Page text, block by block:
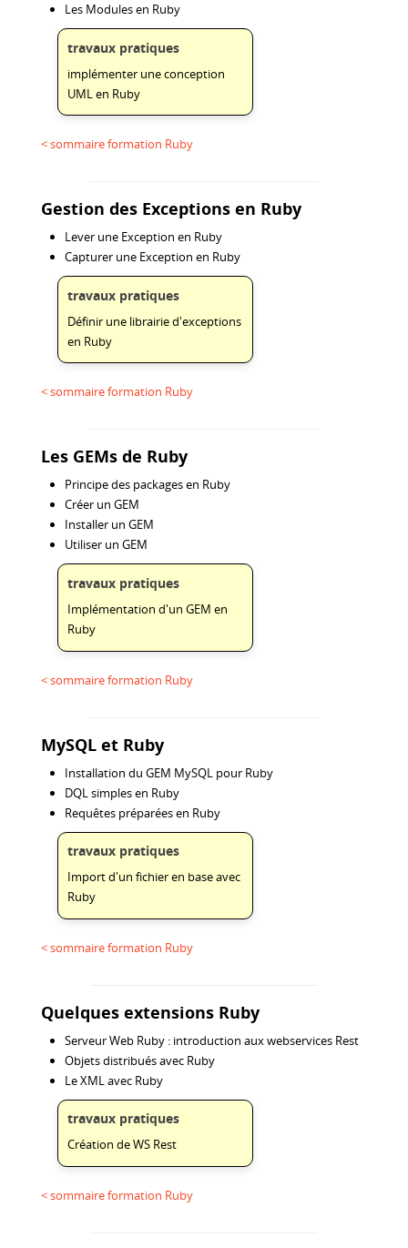
Les Modules en Ruby
travaux pratiques
implémenter une conception
UML en Ruby
< sommaire formation Ruby
Gestion des Exceptions en Ruby
Lever une Exception en Ruby
Capturer une Exception en Ruby
travaux pratiques
Définir une librairie d'exceptions
en Ruby
< sommaire formation Ruby
Les GEMs de Ruby
Principe des packages en Ruby
Créer un GEM
Installer un GEM
Utiliser un GEM
travaux pratiques
Implémentation d'un GEM en
Ruby
< sommaire formation Ruby
MySQL et Ruby
Installation du GEM MySQL pour Ruby
DQL simples en Ruby
Requêtes préparées en Ruby
travaux pratiques
Import d'un fichier en base avec
Ruby
< sommaire formation Ruby
Quelques extensions Ruby
Serveur Web Ruby : introduction aux webservices Rest
Objets distribués avec Ruby
Le XML avec Ruby
travaux pratiques
Création de WS Rest
< sommaire formation Ruby